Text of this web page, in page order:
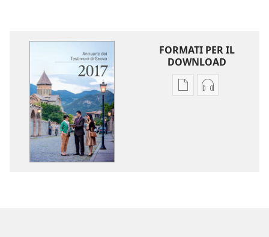
FORMATI PER IL
DOWNLOAD
OpzioniOpzioni